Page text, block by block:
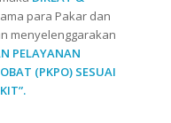
para Pakar dan
menyelenggarakan
PELAYANAN
(PKPO) SESUAI